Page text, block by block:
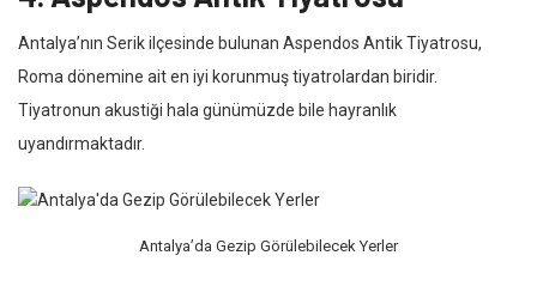
Antalya’nın Serik ilçesinde bulunan Aspendos Antik Tiyatrosu,
Roma dönemine ait en iyi korunmuş tiyatrolardan biridir.
Tiyatronun akustiği hala günümüzde bile hayranlık
uyandırmaktadır.
Antalya’da Gezip Görülebilecek Yerler